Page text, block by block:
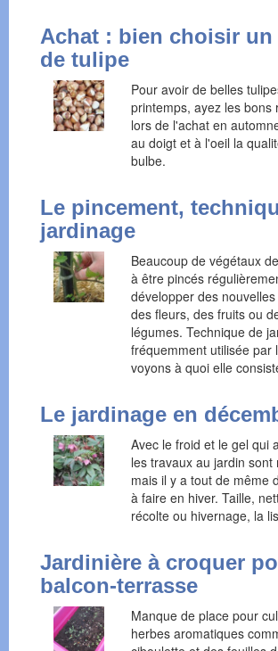
Achat : bien choisir
de tulipe
Pour avoir de belles
printemps, ayez les bons
lors de l'achat en
au doigt et à l'oeil la
bulbe.
Le pincement,
jardinage
Beaucoup de végétaux
à être pincés
développer des
des fleurs, des fruits ou
légumes. Technique de
fréquemment utilisée par
voyons à quoi elle
Le jardinage en
Avec le froid et le gel qui
les travaux au jardin sont
mais il y a tout de même
à faire en hiver. Taille,
récolte ou hivernage, la
Jardinière à croquer
balcon-terrasse
Manque de place pour
herbes aromatiques